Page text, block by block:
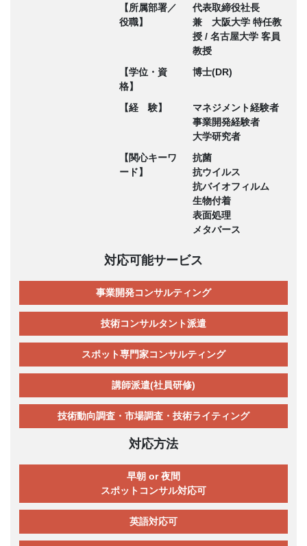
【所属部署／
役職】
代表取締役社長
兼 大阪大学 特任教
授 / 名古屋大学 客員
教授
【学位・資
格】
博士(DR)
【経 験】
マネジメント経験者
事業開発経験者
大学研究者
【関心キーワ
ード】
抗菌
抗ウイルス
抗バイオフィルム
生物付着
表面処理
メタバース
対応可能サービス
事業開発コンサルティング
技術コンサルタント派遣
スポット専門家コンサルティング
講師派遣(社員研修)
技術動向調査・市場調査・技術ライティング
対応方法
早朝 or 夜間
スポットコンサル対応可
英語対応可